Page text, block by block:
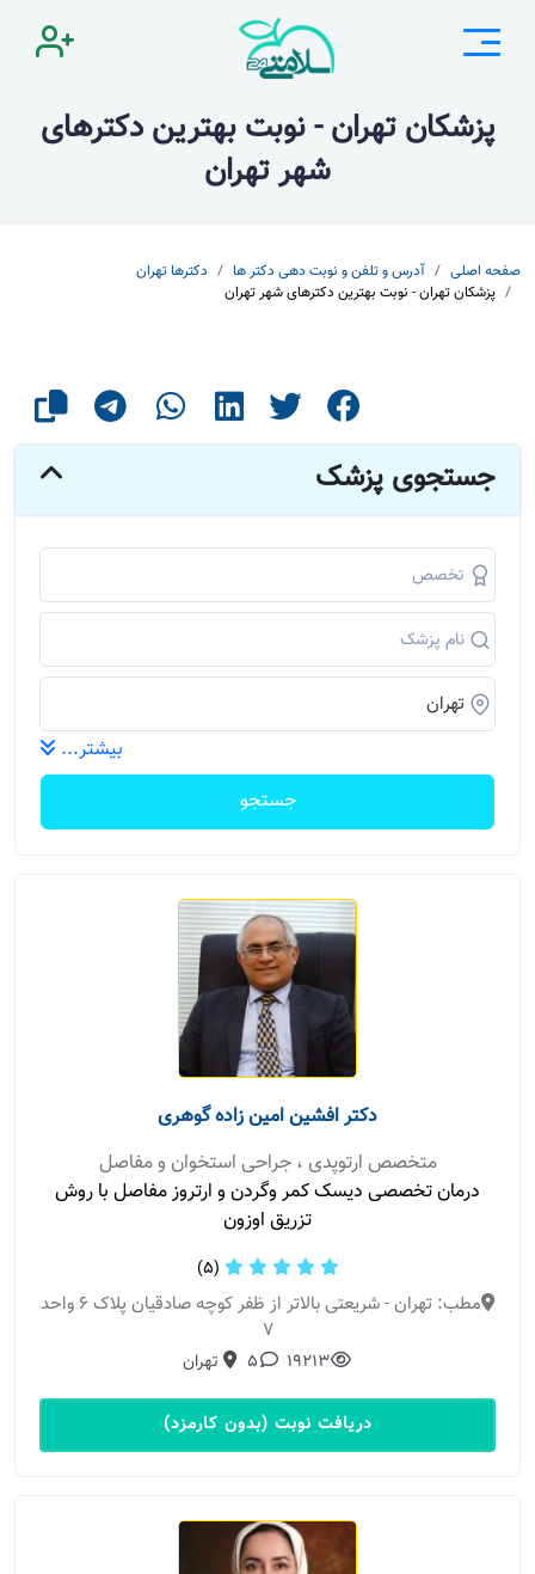
پزشکان تهران - نوبت بهترین دکترهای
شهر تهران
صفحه اصلی آدرس و تلفن و نوبت دهی دکتر ها
دکترها تهران
پزشکان تهران - نوبت بهترین دکترهای شهر تهران
جستجوی پزشک
بیشتر...
جستجو
دکتر افشین امین زاده گوهری
متخصص ارتوپدی ، جراحی استخوان و مفاصل
درمان تخصصی دیسک کمر و‌گردن و ارتروز مفاصل با روش
تزریق اوزون
(5)
مطب: تهران - شریعتی بالاتر از ظفر کوچه صادقیان پلاک 6 واحد
7
19213
5 تهران
دریافت نوبت (بدون کارمزد)